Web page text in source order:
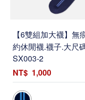
【6雙組加大襪】無
約休閒襪.襪子.大尺
SX003-2
1,000